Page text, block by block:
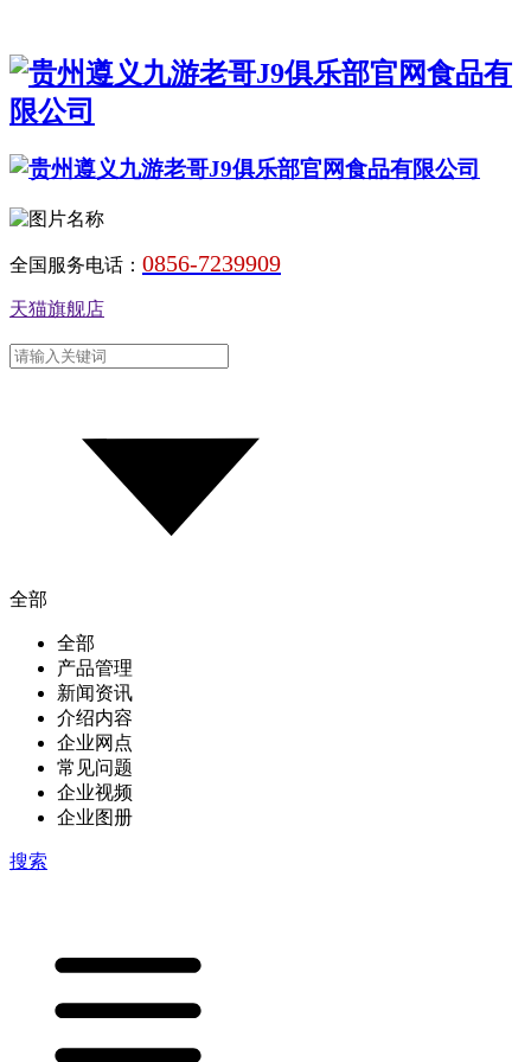
全国服务电话： 0856-7239909
天猫旗舰店
全部
全部
产品管理
新闻资讯
介绍内容
企业网点
常见问题
企业视频
企业图册
搜索